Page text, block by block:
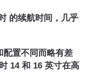
的续航时间，几乎
置不同而略有差
14 和 16 英寸在高